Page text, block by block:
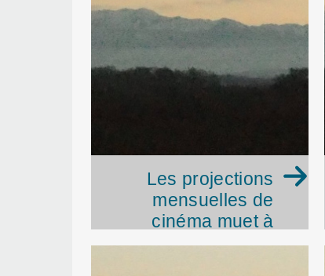
Les projections
mensuelles de
cinéma muet à
ANERES